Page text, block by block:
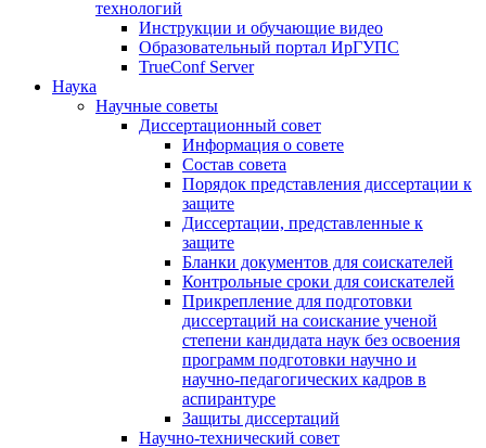
технологий
Инструкции и обучающие видео
Образовательный портал ИрГУПС
TrueConf Server
Наука
Научные советы
Диссертационный совет
Информация о совете
Состав совета
Порядок представления диссертации к
защите
Диссертации, представленные к
защите
Бланки документов для соискателей
Контрольные сроки для соискателей
Прикрепление для подготовки
диссертаций на соискание ученой
степени кандидата наук без освоения
программ подготовки научно и
научно-педагогических кадров в
аспирантуре
Защиты диссертаций
Научно-технический совет